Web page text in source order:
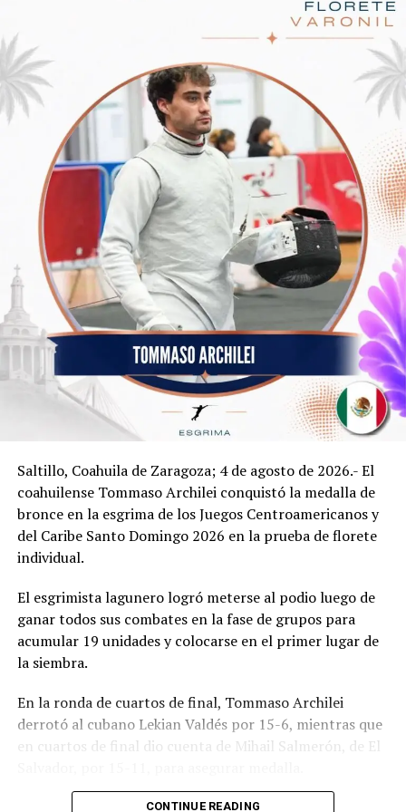
Durante la entrega de kits, las y los asistentes recibieron
playera conmemorativa, medalla, kit neón, pastel,
snack, hidratación y cena. Además, se habilitó una zona
de relajación con servicios de fisioterapia y módulos de
detección oportuna para el bienestar de la juventud.
El Gobierno del Estado, a través de la SIDS, agradeció a
las y los aliados estratégicos que hicieron posible esta
celebración. La noche cerró con un espectáculo de
pirotecnia que iluminó el cielo de Saltillo, marcando el
final de una jornada memorable.
durante estos ocho años La Madriguera ha beneficiado a
miles de jóvenes mediante programas y actividades que
impulsan su desarrollo integral, consolidándose como
un espacio clave para el crecimiento personal y
comunitario.
Finalmente, Terashima, titular del ICOJUVE destacó que,
gracias al respaldo del gobernador Manolo Jiménez, esta
administración ha fortalecido iniciativas que amplían las
oportunidades y bienestar de las juventudes
detonando proyectos insignia desde La Madriguera.
Saltillo, Coahuila de Zaragoza; 4 de agosto de 2026.- El
coahuilense Tommaso Archilei conquistó la medalla de
bronce en la esgrima de los Juegos Centroamericanos y
del Caribe Santo Domingo 2026 en la prueba de florete
individual.
El esgrimista lagunero logró meterse al podio luego de
ganar todos sus combates en la fase de grupos para
acumular 19 unidades y colocarse en el primer lugar de
la siembra.
En la ronda de cuartos de final, Tommaso Archilei
derrotó al cubano Lekian Valdés por 15-6, mientras que
en cuartos de final dio cuenta de Mihail Salmerón, de El
Fue en semifinales, donde el coahuilense terminó su
CONTINUE READING